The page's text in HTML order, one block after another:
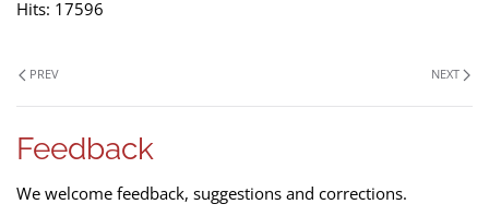
Hits: 17596
PREV NEXT
Feedback
We welcome feedback, suggestions and corrections.